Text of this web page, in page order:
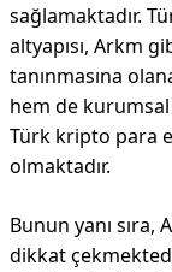
sağlamaktadır.
altyapısı, Arkm
tanınmasına
hem de kurumsal
Türk kripto para
olmaktadır.
Bunun yanı sıra,
dikkat